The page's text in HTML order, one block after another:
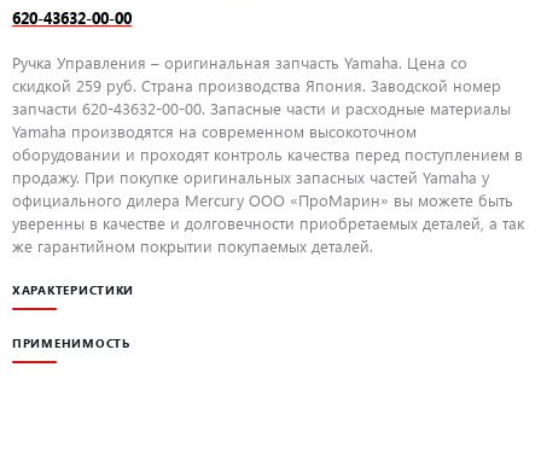
620-43632-00-00
Ручка Управления – оригинальная запчасть Yamaha. Цена со
скидкой 259 руб. Страна производства Япония. Заводской номер
запчасти 620-43632-00-00. Запасные части и расходные материалы
Yamaha производятся на современном высокоточном
оборудовании и проходят контроль качества перед поступлением в
продажу. При покупке оригинальных запасных частей Yamaha у
официального дилера Mercury ООО «ПроМарин» вы можете быть
уверенны в качестве и долговечности приобретаемых деталей, а так
же гарантийном покрытии покупаемых деталей.
ХАРАКТЕРИСТИКИ
ПРИМЕНИМОСТЬ